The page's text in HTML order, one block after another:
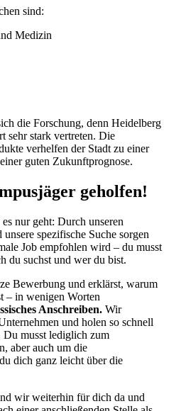
sind:
Medizin
die Forschung, denn Heidelberg
sehr stark vertreten. Die
verhelfen der Stadt zu einer
guten Zukunftprognose.
geholfen!
nur geht: Durch unseren
spezifische Suche sorgen
Job empfohlen wird – du musst
du suchst und wer du bist.
Bewerbung und erklärst, warum
– in wenigen Worten
Anschreiben. Wir
und holen so schnell
musst lediglich zum
aber auch um die
dich ganz leicht über die
wir weiterhin für dich da und